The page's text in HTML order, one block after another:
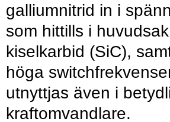
galliumnitrid in i
som hittills i
kiselkarbid (SiC),
höga
utnyttjas även i
kraftomvandlare.